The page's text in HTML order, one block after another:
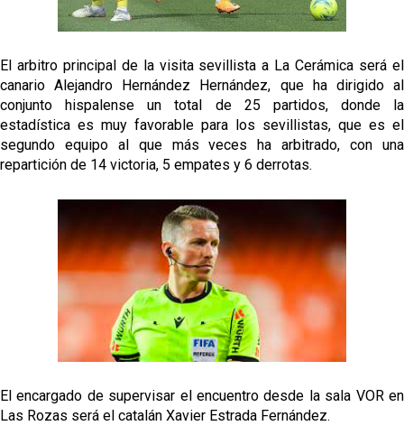
El arbitro principal de la visita sevillista a La Cerámica será el
canario Alejandro Hernández Hernández, que ha dirigido al
conjunto hispalense un total de 25 partidos, donde la
estadística es muy favorable para los sevillistas, que es el
segundo equipo al que más veces ha arbitrado, con una
repartición de 14 victoria, 5 empates y 6 derrotas.
El encargado de supervisar el encuentro desde la sala VOR en
Las Rozas será el catalán Xavier Estrada Fernández.